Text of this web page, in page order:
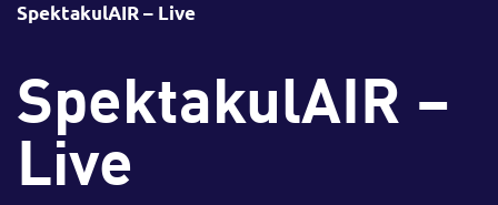
SpektakulAIR – Live
SpektakulAIR –
Live